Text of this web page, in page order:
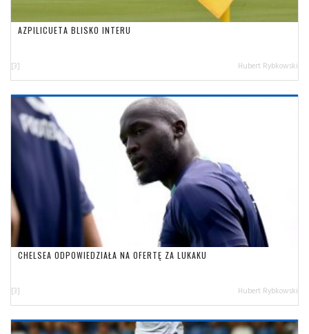
AZPILICUETA BLISKO INTERU
[3] Hubert Rybkowski
CHELSEA ODPOWIEDZIAŁA NA OFERTĘ ZA LUKAKU
[3] Hubert Rybkowski